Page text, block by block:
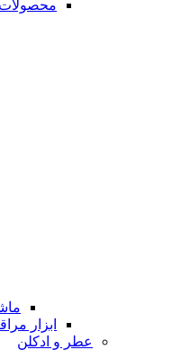
ابزار
عطر و ادکلن